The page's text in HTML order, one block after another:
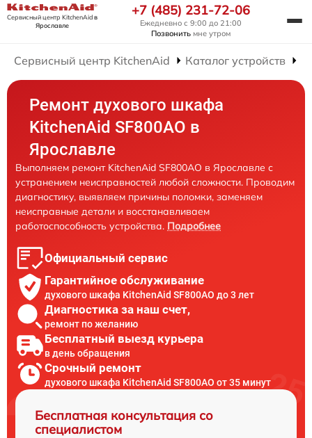
Сервисный центр KitchenAidв
Ярославле
+7 (485) 231-72-06
Ежедневно с 9:00 до 21:00
Позвонить мне утром
Сервисный центр KitchenAid Каталог устройств
Ремонт духового шкафа
KitchenAid SF800AO в
Ярославле
Выполняем ремонт KitchenAid SF800AO в Ярославле с
устранением неисправностей любой сложности. Проводим
диагностику, выявляем причины поломки, заменяем
неисправные детали и восстанавливаем
работоспособность устройства. Подробнее
Официальный сервис
Гарантийное обслуживание
духового шкафа KitchenAid SF800AO до 3 лет
Диагностика за наш счет,
ремонт по желанию
Бесплатный выезд курьера
в день обращения
Срочный ремонт
духового шкафа KitchenAid SF800AO от 35 минут
Бесплатная консультация со
специалистом